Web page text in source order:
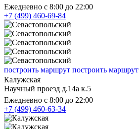
Ежедневно с 8:00 до 22:00
+7 (499) 460-69-84
построить маршрут построить маршрут
Калужская
Научный проезд д.14а к.5
Ежедневно с 8:00 до 22:00
+7 (499) 460-63-34